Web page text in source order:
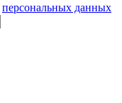
персональных данных